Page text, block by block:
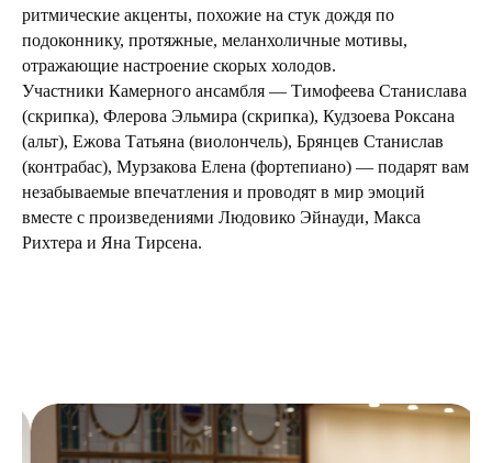
ритмические акценты, похожие на стук дождя по
подоконнику, протяжные, меланхоличные мотивы,
отражающие настроение скорых холодов.
Участники Камерного ансамбля — Тимофеева Станислава
(скрипка), Флерова Эльмира (скрипка), Кудзоева Роксана
(альт), Ежова Татьяна (виолончель), Брянцев Станислав
(контрабас), Мурзакова Елена (фортепиано) — подарят вам
незабываемые впечатления и проводят в мир эмоций
вместе с произведениями Людовико Эйнауди, Макса
Рихтера и Яна Тирсена.